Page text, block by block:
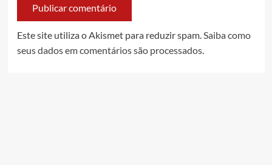
Este site utiliza o Akismet para reduzir spam.Saiba como
seus dados em comentários são processados.